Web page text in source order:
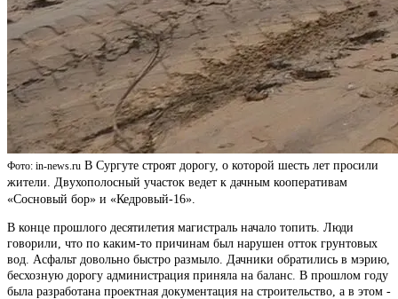
Фото: in-news.ru В Сургуте строят дорогу, о которой шесть лет просили
жители. Двухополосный участок ведет к дачным кооперативам
«Сосновый бор» и «Кедровый-16».
В конце прошлого десятилетия магистраль начало топить. Люди
говорили, что по каким-то причинам был нарушен отток грунтовых
вод. Асфальт довольно быстро размыло. Дачники обратились в мэрию,
бесхозную дорогу администрация приняла на баланс. В прошлом году
была разработана проектная документация на строительство, а в этом -